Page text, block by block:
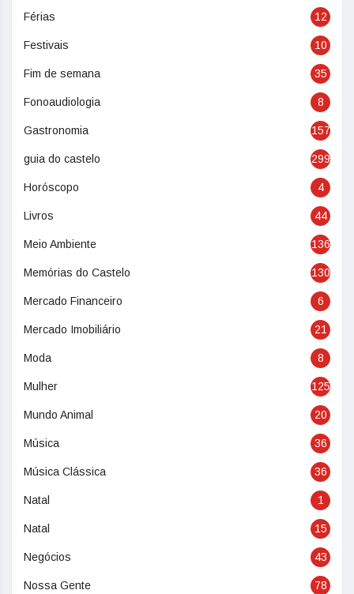
Férias 12
Festivais 10
Fim de semana 35
Fonoaudiologia 8
Gastronomia 157
guia do castelo 299
Horóscopo 4
Livros 44
Meio Ambiente 136
Memórias do Castelo 130
Mercado Financeiro 6
Mercado Imobiliário 21
Moda 8
Mulher 125
Mundo Animal 20
Música 36
Música Clássica 36
Natal 1
Natal 15
Negócios 43
Nossa Gente 78